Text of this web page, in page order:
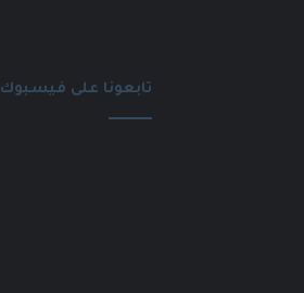
تابعونا على فيسبوك